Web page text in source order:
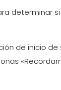
determinar
de inicio